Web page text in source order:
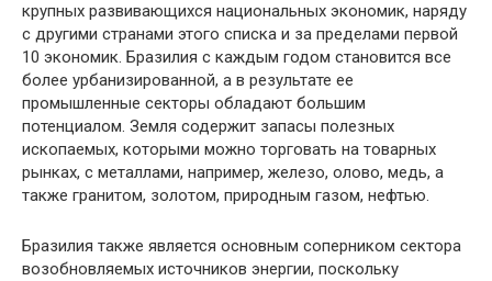
крупных развивающихся национальных экономик, наряду
с другими странами этого списка и за пределами первой
10 экономик. Бразилия с каждым годом становится все
более урбанизированной, а в результате ее
промышленные секторы обладают большим
потенциалом. Земля содержит запасы полезных
ископаемых, которыми можно торговать на товарных
рынках, с металлами, например, железо, олово, медь, а
также гранитом, золотом, природным газом, нефтью.
Бразилия также является основным соперником сектора
возобновляемых источников энергии, поскольку